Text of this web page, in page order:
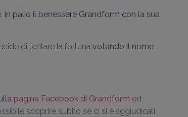
in palio il benessere Grandform con la sua
di tentare la fortuna votando il nome
pagina Facebook di Grandform ed
scoprire subito se ci si è aggiudicati